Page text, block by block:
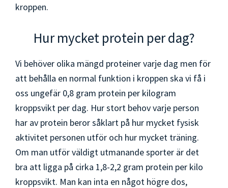
kroppen.
Hur mycket protein per dag?
Vi behöver olika mängd proteiner varje dag men för
att behålla en normal funktion i kroppen ska vi få i
oss ungefär 0,8 gram protein per kilogram
kroppsvikt per dag. Hur stort behov varje person
har av protein beror såklart på hur mycket fysisk
aktivitet personen utför och hur mycket träning.
Om man utför väldigt utmanande sporter är det
bra att ligga på cirka 1,8-2,2 gram protein per kilo
kroppsvikt. Man kan inta en något högre dos,